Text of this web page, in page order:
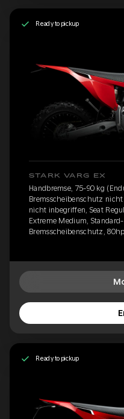
Ready to pickup
STARK VARG EX
Handbremse, 75-90 kg
Bremsscheibenschutz
nicht inbegriffen, Seat
Extreme Medium,
Bremsscheibenschutz,
Ready to pickup